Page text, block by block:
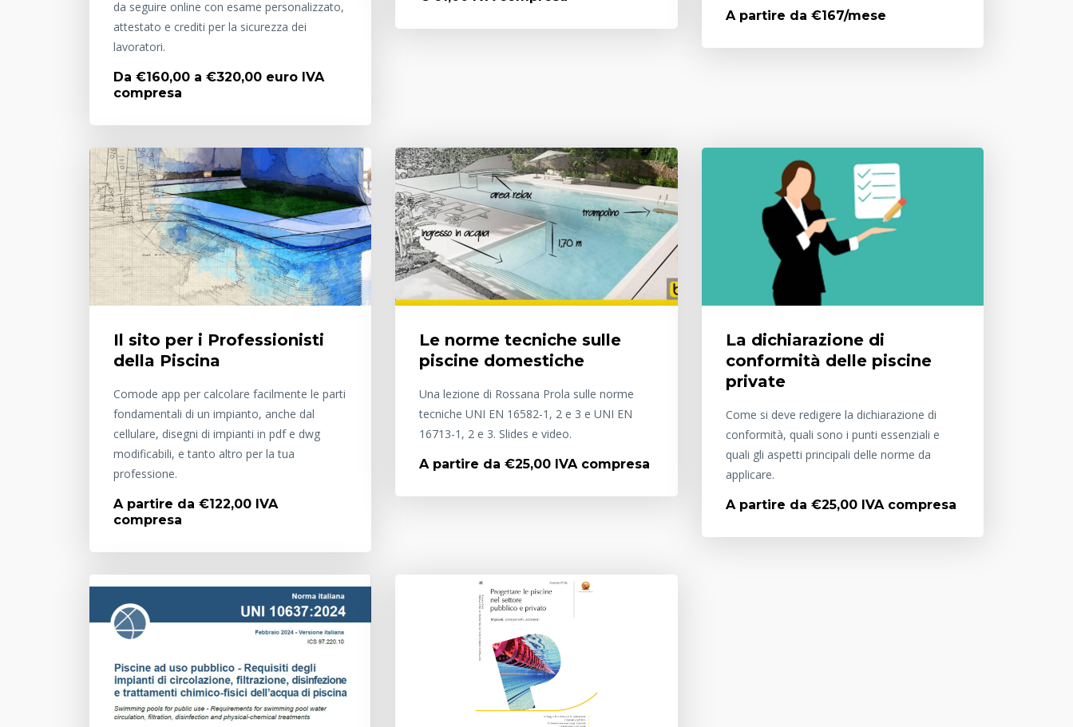
da seguire online con esame personalizzato,
attestato e crediti per la sicurezza dei
lavoratori.
Da €160,00 a €320,00 euro IVA
compresa
A partire da €167/mese
Il sito per i Professionisti
della Piscina
Comode app per calcolare facilmente le parti
fondamentali di un impianto, anche dal
cellulare, disegni di impianti in pdf e dwg
modificabili, e tanto altro per la tua
professione.
A partire da €122,00 IVA
compresa
Le norme tecniche sulle
piscine domestiche
Una lezione di Rossana Prola sulle norme
tecniche UNI EN 16582-1, 2 e 3 e UNI EN
16713-1, 2 e 3. Slides e video.
A partire da €25,00 IVA compresa
La dichiarazione di
conformità delle piscine
private
Come si deve redigere la dichiarazione di
conformità, quali sono i punti essenziali e
quali gli aspetti principali delle norme da
applicare.
A partire da €25,00 IVA compresa